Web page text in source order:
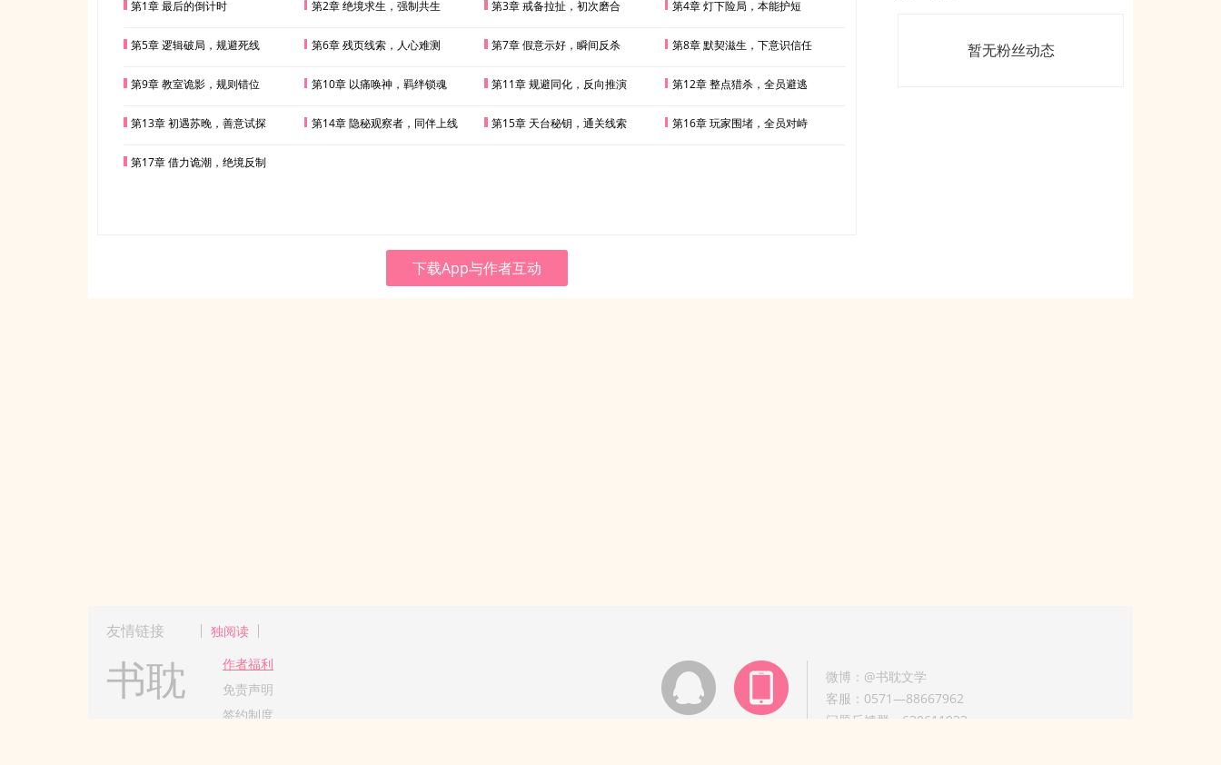
第1章 最后的倒计时 第2章 绝境求生，强制共生 第3章 戒备拉扯，初次磨合 第4章 灯下险局，本能护短
第5章 逻辑破局，规避死线 第6章 残页线索，人心难测 第7章 假意示好，瞬间反杀 第8章 默契滋生，下意识信任
第9章 教室诡影，规则错位 第10章 以痛唤神，羁绊锁魂 第11章 规避同化，反向推演 第12章 整点猎杀，全员避逃
第13章 初遇苏晚，善意试探 第14章 隐秘观察者，同伴上线 第15章 天台秘钥，通关线索 第16章 玩家围堵，全员对峙
第17章 借力诡潮，绝境反制
下载App与作者互动
暂无粉丝动态
友情链接 独阅读
书耽
作者福利
免责声明
签约制度
微博：@书耽文学
客服：0571—88667962
问题反馈群：630611933